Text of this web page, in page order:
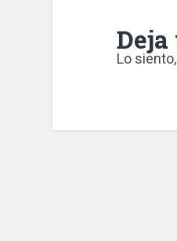
Lo